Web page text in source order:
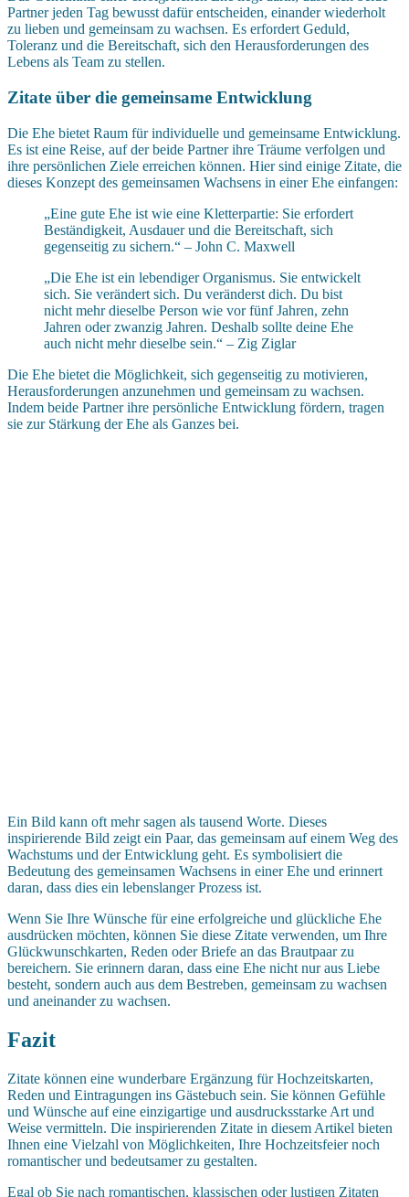
Partner jeden Tag bewusst dafür entscheiden, einander wiederholt
zu lieben und gemeinsam zu wachsen. Es erfordert Geduld,
Toleranz und die Bereitschaft, sich den Herausforderungen des
Lebens als Team zu stellen.
Zitate über die gemeinsame Entwicklung
Die Ehe bietet Raum für individuelle und gemeinsame Entwicklung.
Es ist eine Reise, auf der beide Partner ihre Träume verfolgen und
ihre persönlichen Ziele erreichen können. Hier sind einige Zitate, die
dieses Konzept des gemeinsamen Wachsens in einer Ehe einfangen:
„Eine gute Ehe ist wie eine Kletterpartie: Sie erfordert
Beständigkeit, Ausdauer und die Bereitschaft, sich
gegenseitig zu sichern.“ – John C. Maxwell
„Die Ehe ist ein lebendiger Organismus. Sie entwickelt
sich. Sie verändert sich. Du veränderst dich. Du bist
nicht mehr dieselbe Person wie vor fünf Jahren, zehn
Jahren oder zwanzig Jahren. Deshalb sollte deine Ehe
auch nicht mehr dieselbe sein.“ – Zig Ziglar
Die Ehe bietet die Möglichkeit, sich gegenseitig zu motivieren,
Herausforderungen anzunehmen und gemeinsam zu wachsen.
Indem beide Partner ihre persönliche Entwicklung fördern, tragen
sie zur Stärkung der Ehe als Ganzes bei.
Ein Bild kann oft mehr sagen als tausend Worte. Dieses
inspirierende Bild zeigt ein Paar, das gemeinsam auf einem Weg des
Wachstums und der Entwicklung geht. Es symbolisiert die
Bedeutung des gemeinsamen Wachsens in einer Ehe und erinnert
daran, dass dies ein lebenslanger Prozess ist.
Wenn Sie Ihre Wünsche für eine erfolgreiche und glückliche Ehe
ausdrücken möchten, können Sie diese Zitate verwenden, um Ihre
Glückwunschkarten, Reden oder Briefe an das Brautpaar zu
bereichern. Sie erinnern daran, dass eine Ehe nicht nur aus Liebe
besteht, sondern auch aus dem Bestreben, gemeinsam zu wachsen
und aneinander zu wachsen.
Fazit
Zitate können eine wunderbare Ergänzung für Hochzeitskarten,
Reden und Eintragungen ins Gästebuch sein. Sie können Gefühle
und Wünsche auf eine einzigartige und ausdrucksstarke Art und
Weise vermitteln. Die inspirierenden Zitate in diesem Artikel bieten
Ihnen eine Vielzahl von Möglichkeiten, Ihre Hochzeitsfeier noch
romantischer und bedeutsamer zu gestalten.
Egal ob Sie nach romantischen, klassischen oder lustigen Zitaten